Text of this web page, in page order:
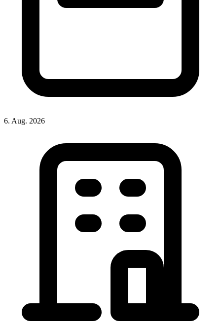
6. Aug. 2026